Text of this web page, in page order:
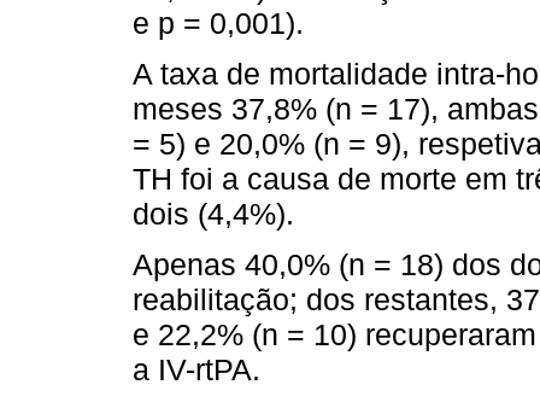
e p = 0,001).
A taxa de mortalidade intra-
meses 37,8% (n = 17),
= 5) e 20,0% (n = 9),
TH foi a causa de morte em
dois (4,4%).
Apenas 40,0% (n = 18) dos
reabilitação; dos restantes,
e 22,2% (n = 10)
a IV-rtPA.